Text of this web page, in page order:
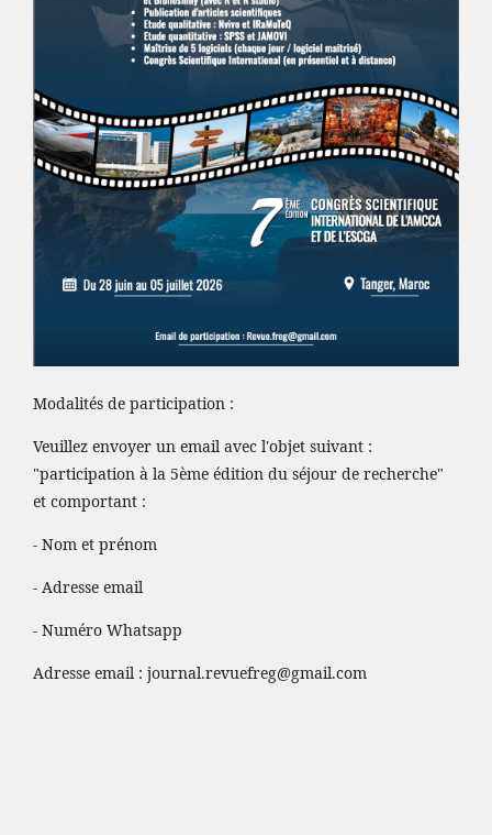
Modalités de participation :
Veuillez envoyer un email avec l'objet suivant :
"participation à la 5ème édition du séjour de recherche"
et comportant :
- Nom et prénom
- Adresse email
- Numéro Whatsapp
Adresse email : journal.revuefreg@gmail.com